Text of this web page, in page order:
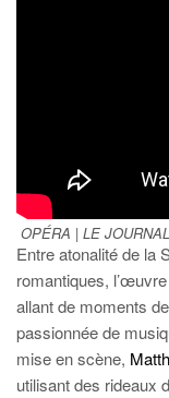
OPÉRA | LE
Entre atonalité de la
romantiques,
allant de moments
passionnée de
mise en scène,
utilisant des rideaux